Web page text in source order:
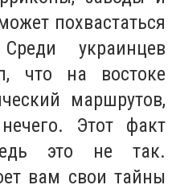
похвастаться
украинцев
что на востоке
маршрутов,
Этот факт
это не так.
вам свои тайны